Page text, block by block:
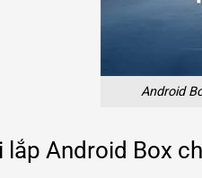
Android
lắp Android Box